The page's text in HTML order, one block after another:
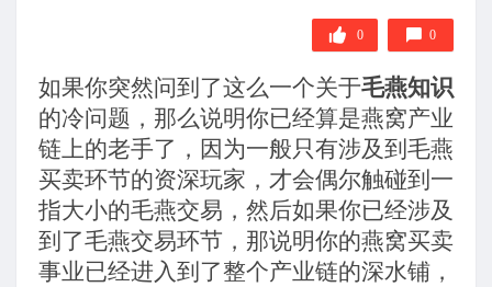
0 0
如果你突然问到了这么一个关于毛燕知识
的冷问题，那么说明你已经算是燕窝产业
链上的老手了，因为一般只有涉及到毛燕
买卖环节的资深玩家，才会偶尔触碰到一
指大小的毛燕交易，然后如果你已经涉及
到了毛燕交易环节，那说明你的燕窝买卖
事业已经进入到了整个产业链的深水铺，